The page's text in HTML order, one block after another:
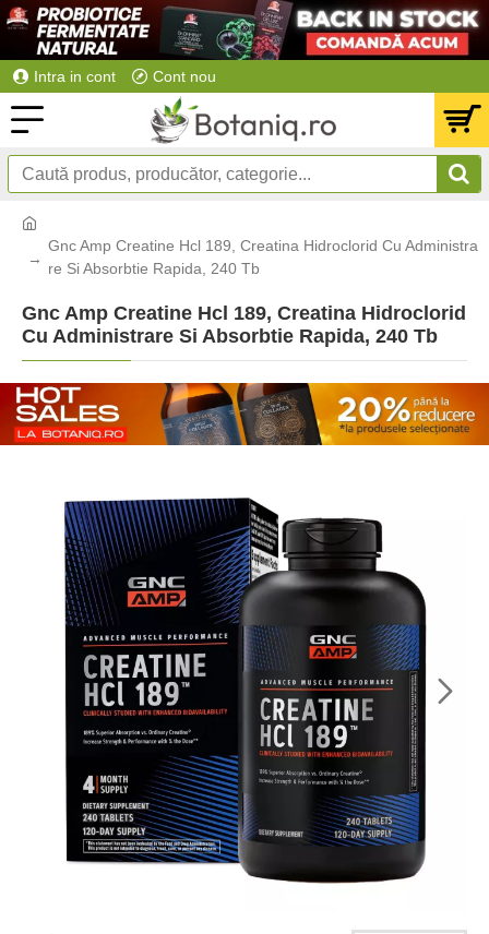
Intra in cont Cont nou
Gnc Amp Creatine Hcl 189, Creatina Hidroclorid Cu Administra
re Si Absorbtie Rapida, 240 Tb
Gnc Amp Creatine Hcl 189, Creatina Hidroclorid
Cu Administrare Si Absorbtie Rapida, 240 Tb